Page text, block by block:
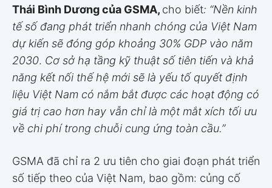
Thái Bình Dương của GSMA, cho biết: “Nền kinh
tế số đang phát triển nhanh chóng của Việt Nam
dự kiến sẽ đóng góp khoảng 30% GDP vào năm
2030. Cơ sở hạ tầng kỹ thuật số tiên tiến và khả
năng kết nối thế hệ mới sẽ là yếu tố quyết định
liệu Việt Nam có nắm bắt được các hoạt động có
giá trị cao hơn hay vẫn chỉ là một mắt xích tối ưu
về chi phí trong chuỗi cung ứng toàn cầu.”
GSMA đã chỉ ra 2 ưu tiên cho giai đoạn phát triển
số tiếp theo của Việt Nam, bao gồm: củng cố